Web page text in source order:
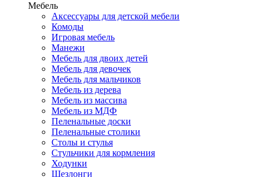
Мебель
Аксессуары для детской мебели
Комоды
Игровая мебель
Манежи
Мебель для двоих детей
Мебель для девочек
Мебель для мальчиков
Мебель из дерева
Мебель из массива
Мебель из МДФ
Пеленальные доски
Пеленальные столики
Столы и стулья
Стульчики для кормления
Ходунки
Шезлонги